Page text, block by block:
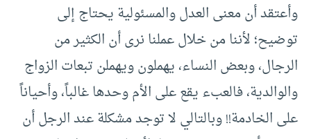
وأعتقد أن معنى العدل والمسئولية يحتاج إلى
توضيح؛ لأننا من خلال عملنا نرى أن الكثير من
الرجال، وبعض النساء، يهملون ويهملن تبعات الزواج
والوالدية، فالعبء يقع على الأم وحدها غالباً، وأحياناً
على الخادمة!! وبالتالي لا توجد مشكلة عند الرجل أن